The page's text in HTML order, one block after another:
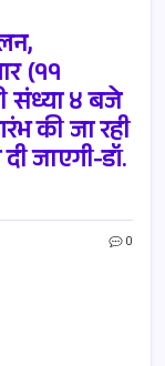
(११
संध्या ४ बजे
की जा रही
जाएगी-डॉ.
0